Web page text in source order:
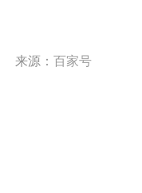
来源： 百家号